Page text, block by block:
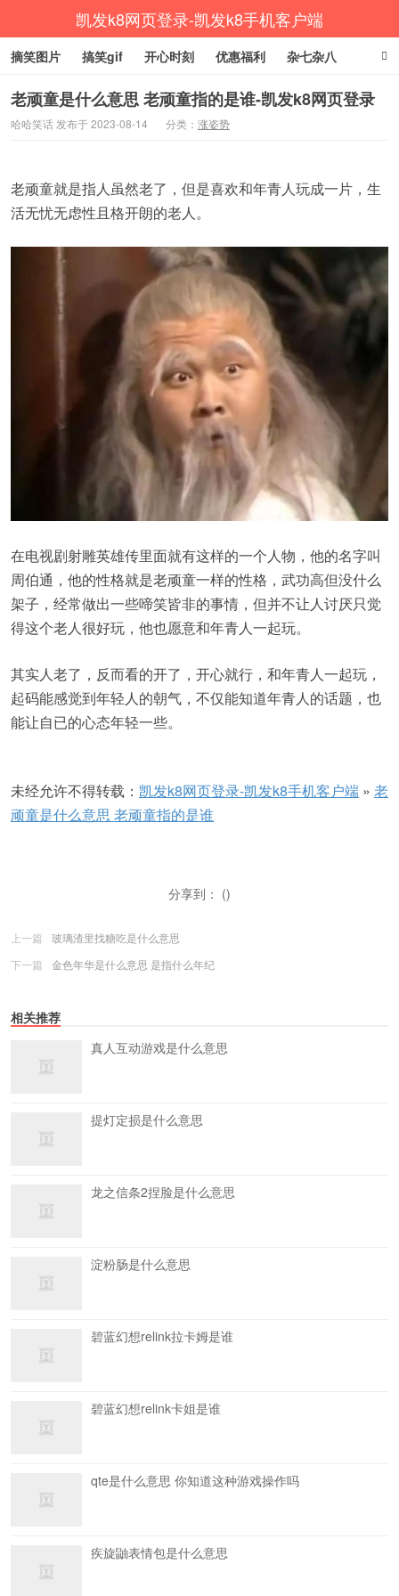
凯发k8网页登录-凯发k8手机客户端
摘笑图片 搞笑gif 开心时刻 优惠福利 杂七杂八
生活健康 涨姿势
老顽童是什么意思 老顽童指的是谁-凯发k8网页登录
哈哈笑话 发布于 2023-08-14 分类： 涨姿势
老顽童就是指人虽然老了，但是喜欢和年青人玩成一片，生
活无忧无虑性且格开朗的老人。
在电视剧射雕英雄传里面就有这样的一个人物，他的名字叫
周伯通，他的性格就是老顽童一样的性格，武功高但没什么
架子，经常做出一些啼笑皆非的事情，但并不让人讨厌只觉
得这个老人很好玩，他也愿意和年青人一起玩。
其实人老了，反而看的开了，开心就行，和年青人一起玩，
起码能感觉到年轻人的朝气，不仅能知道年青人的话题，也
能让自已的心态年轻一些。
未经允许不得转载： 凯发k8网页登录-凯发k8手机客户端 » 老
顽童是什么意思 老顽童指的是谁
分享到： ()
上一篇
玻璃渣里找糖吃是什么意思
下一篇
金色年华是什么意思 是指什么年纪
相关推荐
真人互动游戏是什么意思
提灯定损是什么意思
龙之信条2捏脸是什么意思
淀粉肠是什么意思
碧蓝幻想relink拉卡姆是谁
碧蓝幻想relink卡姐是谁
qte是什么意思 你知道这种游戏操作吗
疾旋鼬表情包是什么意思